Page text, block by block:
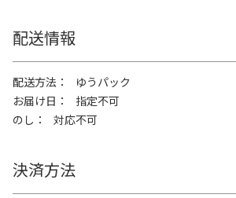
配送情報
配送方法
ゆうパック
お届け日
指定不可
のし
対応不可
決済方法